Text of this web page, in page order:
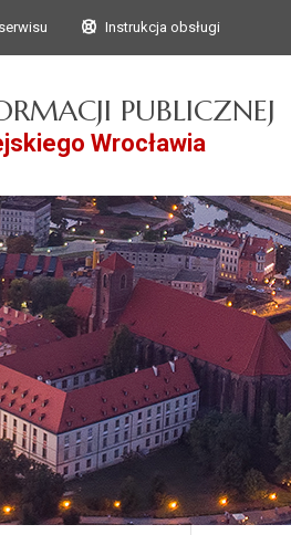
do głównego
do treściInstrukcja obsługi
PUBLICZNEJ
Wrocławia